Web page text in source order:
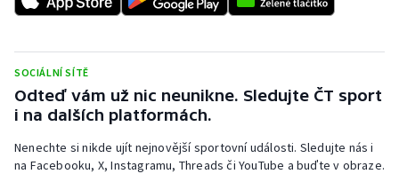
Veslování
Vodní slalom
Volejbal
SOCIÁLNÍ SÍTĚ
Odteď vám už nic neunikne. Sledujte ČT sport
i na dalších platformách.
Nenechte si nikde ujít nejnovější sportovní události. Sledujte nás i
na Facebooku, X, Instagramu, Threads či YouTube a buďte v obraze.